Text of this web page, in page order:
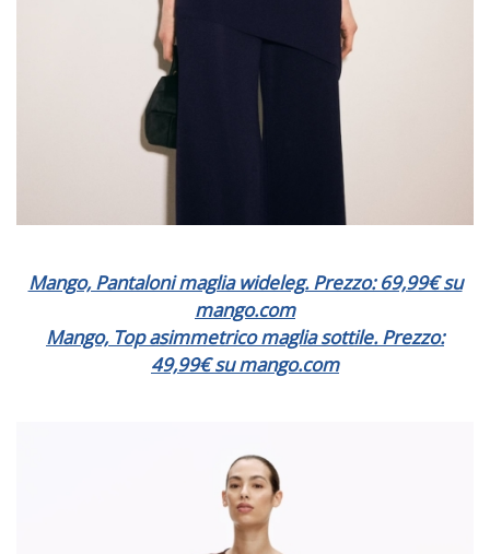
Mango, Pantaloni maglia wideleg. Prezzo: 69,99€ su
mango.com
Mango, Top asimmetrico maglia sottile. Prezzo:
49,99€ su mango.com